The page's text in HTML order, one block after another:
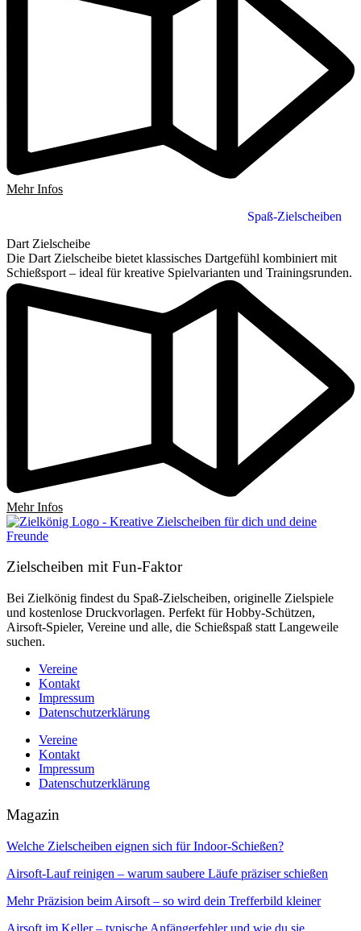
Mehr Infos
Spaß-Zielscheiben
Dart Zielscheibe
Die Dart Zielscheibe bietet klassisches Dartgefühl kombiniert mit
Schießsport – ideal für kreative Spielvarianten und Trainingsrunden.
Mehr Infos
Zielscheiben mit Fun-Faktor
Bei Zielkönig findest du Spaß-Zielscheiben, originelle Zielspiele
und kostenlose Druckvorlagen. Perfekt für Hobby-Schützen,
Airsoft-Spieler, Vereine und alle, die Schießspaß statt Langeweile
suchen.
Vereine
Kontakt
Impressum
Datenschutzerklärung
Vereine
Kontakt
Impressum
Datenschutzerklärung
Magazin
Welche Zielscheiben eignen sich für Indoor-Schießen?
Airsoft-Lauf reinigen – warum saubere Läufe präziser schießen
Mehr Präzision beim Airsoft – so wird dein Trefferbild kleiner
Airsoft im Keller – typische Anfängerfehler und wie du sie